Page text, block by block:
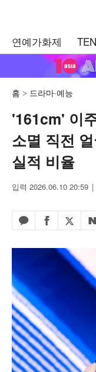
연예가화제
홈 드라마·예능
'161cm' 이
소멸 직전
실적 비율
입력 2026.06.10 20:59
카카오톡 공유하기
페이스북 공
엑스